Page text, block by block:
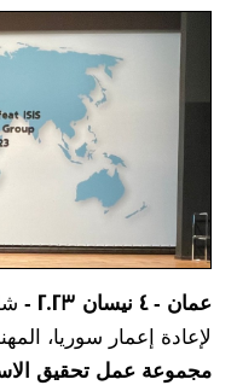
عمان - 4 نيسان 2023 -
لإعادة إعمار سوريا،
مجموعة عمل تحقيق